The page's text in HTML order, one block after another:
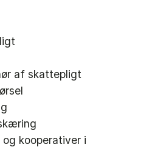
af skattepligt
kooperativer i